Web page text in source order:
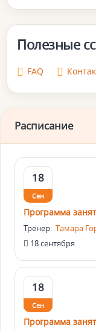
Полезные
FAQ
Расписание
18
Сен
Программа
Тренер: Тамара
18 сентября
18
Сен
Программа